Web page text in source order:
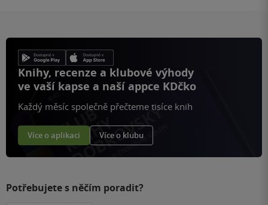
Knihy, recenze a klubové výhody
ve vaší kapse a naší appce KDčko
Každý měsíc společně přečteme tisíce knih
Více o aplikaci Více o klubu
Potřebujete s něčím poradit?